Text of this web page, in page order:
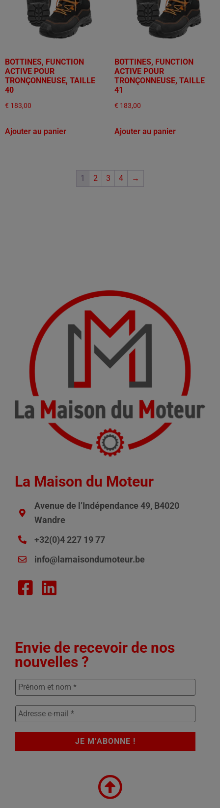
BOTTINES, FUNCTION
ACTIVE POUR
TRONÇONNEUSE, TAILLE
40
€ 183,00
Ajouter au panier
BOTTINES, FUNCTION
ACTIVE POUR
TRONÇONNEUSE, TAILLE
41
€ 183,00
Ajouter au panier
1 2 3 4 →
La Maison du Moteur
Avenue de l’Indépendance 49, B4020
Wandre
+32(0)4 227 19 77
info@lamaisondumoteur.be
Envie de recevoir de nos
nouvelles ?